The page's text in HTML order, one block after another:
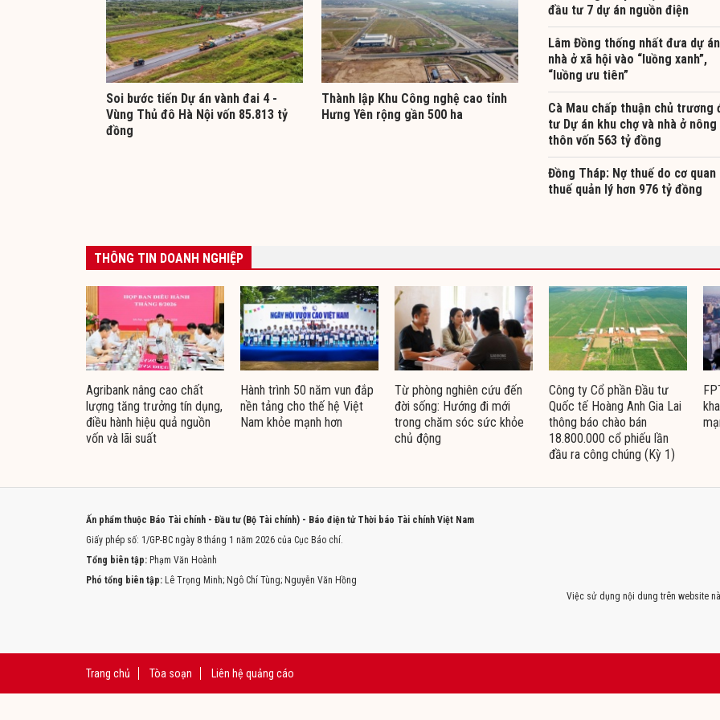
Soi bước tiến Dự án vành đai 4 -
Vùng Thủ đô Hà Nội vốn 85.813 tỷ
đồng
Thành lập Khu Công nghệ cao tỉnh
Hưng Yên rộng gần 500 ha
đầu tư 7 dự án nguồn điện
Lâm Đồng thống nhất đưa dự án
nhà ở xã hội vào “luồng xanh”,
“luồng ưu tiên”
Cà Mau chấp thuận chủ trương
tư Dự án khu chợ và nhà ở nông
thôn vốn 563 tỷ đồng
Đồng Tháp: Nợ thuế do cơ quan
thuế quản lý hơn 976 tỷ đồng
THÔNG TIN DOANH NGHIỆP
Agribank nâng cao chất
lượng tăng trưởng tín dụng,
điều hành hiệu quả nguồn
vốn và lãi suất
Hành trình 50 năm vun đắp
nền tảng cho thế hệ Việt
Nam khỏe mạnh hơn
Từ phòng nghiên cứu đến
đời sống: Hướng đi mới
trong chăm sóc sức khỏe
chủ động
Công ty Cổ phần Đầu tư
Quốc tế Hoàng Anh Gia Lai
thông báo chào bán
18.800.000 cổ phiếu lần
đầu ra công chúng (Kỳ 1)
Ấn phẩm thuộc Báo Tài chính - Đầu tư (Bộ Tài chính) - Báo điện tử Thời báo Tài chính Việt Nam
Giấy phép số: 1/GP-BC ngày 8 tháng 1 năm 2026 của Cục Báo chí.
Tổng biên tập: Phạm Văn Hoành
Phó tổng biên tập: Lê Trọng Minh; Ngô Chí Tùng; Nguyễn Văn Hồng
Việc sử dụng nội dung trên website
Trang chủ Tòa soạn Liên hệ quảng cáo